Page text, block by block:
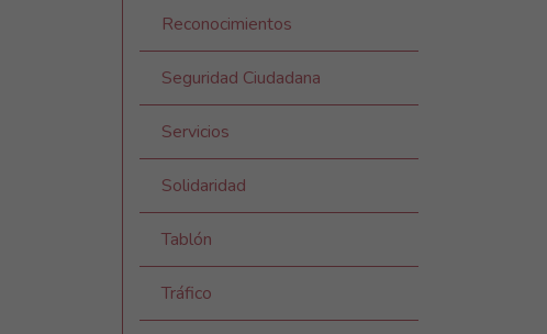
Reconocimientos
Seguridad Ciudadana
Servicios
Solidaridad
Tablón
Tráfico